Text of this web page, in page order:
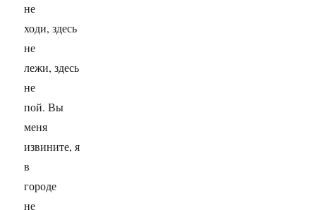
не
ходи, здесь
не
лежи, здесь
не
пой. Вы
меня
извините, я
в
городе
не